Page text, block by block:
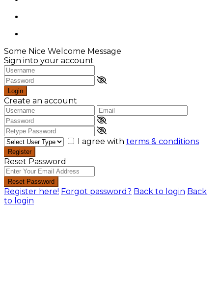
Some Nice Welcome Message
Sign into your account
Login
Create an account
I agree with terms & conditions
Register
Reset Password
Reset Password
Register here! Forgot password? Back to login Back
to login